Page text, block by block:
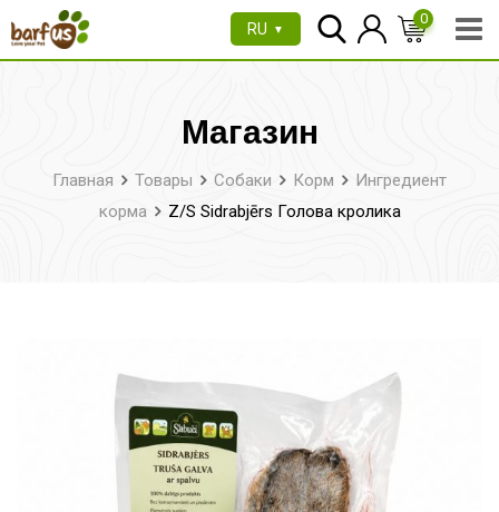
Перейти
RU ▼
0
Магазин
Главная Товары Собаки Корм
Ингредиент
корма
Z/S Sidrabjērs Голова кролика